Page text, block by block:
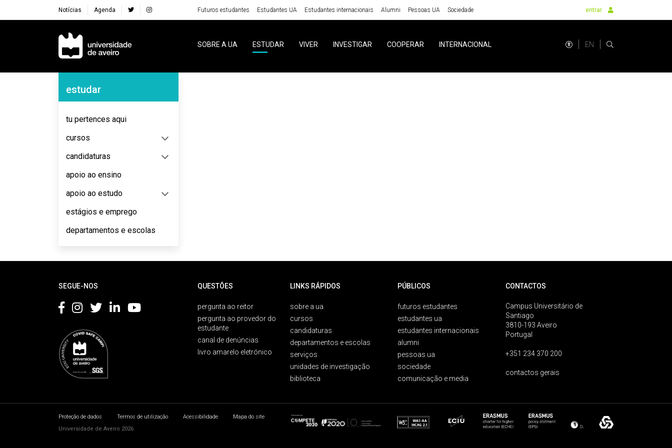
Notícias Agenda Futuros estudantes Estudantes UA Estudantes internacionais Alumni Pessoas UA Sociedade entrar
Navegação Principal
SOBRE A UA ESTUDAR VIVER INVESTIGAR COOPERAR INTERNACIONAL EN
Navegação Lateral
estudar
tu pertences aqui
cursos
candidaturas
apoio ao ensino
apoio ao estudo
estágios e emprego
departamentos e escolas
SEGUE-NOS QUESTÕES
pergunta ao reitor
pergunta ao provedor do
estudante
canal de denúncias
livro amarelo eletrónico
LINKS RÁPIDOS
sobre a ua
cursos
candidaturas
departamentos e escolas
serviços
unidades de investigação
biblioteca
PÚBLICOS
futuros estudantes
estudantes ua
estudantes internacionais
alumni
pessoas ua
sociedade
comunicação e media
CONTACTOS
Campus Universitário de
Santiago
3810-193 Aveiro
Portugal
+351 234 370 200
contactos gerais
Proteção de dados Termos de utilização Acessibilidade
Mapa do site
Universidade de Aveiro 2026